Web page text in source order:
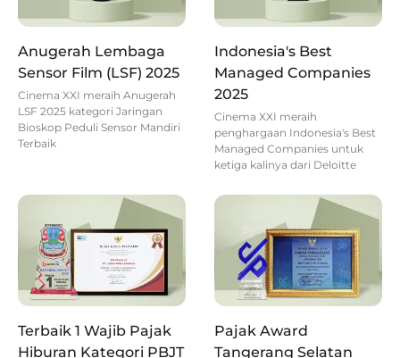
Anugerah Lembaga
Sensor Film (LSF) 2025
Cinema XXI meraih Anugerah
LSF 2025 kategori Jaringan
Bioskop Peduli Sensor Mandiri
Terbaik
Indonesia's Best
Managed Companies
2025
Cinema XXI meraih
penghargaan Indonesia's Best
Managed Companies untuk
ketiga kalinya dari Deloitte
Terbaik 1 Wajib Pajak
Hiburan Kategori PBJT
Pajak Award
Tangerang Selatan